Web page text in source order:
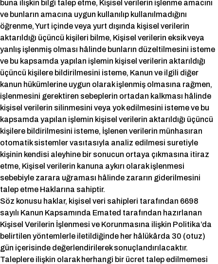
buna ilişkin bilgi talep etme, Kişisel verilerin işlenme amacını
ve bunların amacına uygun kullanılıp kullanılmadığını
öğrenme, Yurt içinde veya yurt dışında kişisel verilerin
aktarıldığı üçüncü kişileri bilme, Kişisel verilerin eksik veya
yanlış işlenmiş olması hâlinde bunların düzeltilmesini isteme
ve bu kapsamda yapılan işlemin kişisel verilerin aktarıldığı
üçüncü kişilere bildirilmesini isteme, Kanun ve ilgili diğer
kanun hükümlerine uygun olarak işlenmiş olmasına rağmen,
işlenmesini gerektiren sebeplerin ortadan kalkması hâlinde
kişisel verilerin silinmesini veya yok edilmesini isteme ve bu
kapsamda yapılan işlemin kişisel verilerin aktarıldığı üçüncü
kişilere bildirilmesini isteme, İşlenen verilerin münhasıran
otomatik sistemler vasıtasıyla analiz edilmesi suretiyle
kişinin kendisi aleyhine bir sonucun ortaya çıkmasına itiraz
etme, Kişisel verilerin kanuna aykırı olarak işlenmesi
sebebiyle zarara uğraması hâlinde zararın giderilmesini
talep etme Haklarına sahiptir.
Söz konusu haklar, kişisel veri sahipleri tarafından 6698
sayılı Kanun Kapsamında Emated tarafından hazırlanan
Kişisel Verilerin İşlenmesi ve Korunmasına ilişkin Politika’da
belirtilen yöntemlerle iletildiğinde her hâlükârda 30 (otuz)
gün içerisinde değerlendirilerek sonuçlandırılacaktır.
Taleplere ilişkin olarak herhangi bir ücret talep edilmemesi